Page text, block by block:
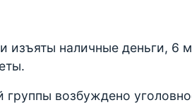
изъяты наличные деньги, 6
группы возбуждено